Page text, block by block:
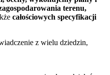
terenu,
całościowych specyfikacji
z wielu dziedzin,